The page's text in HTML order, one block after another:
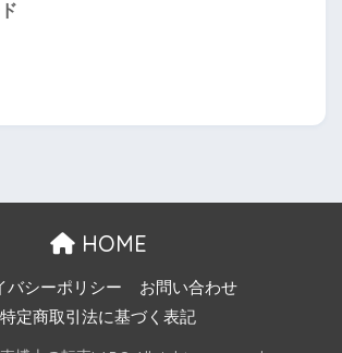
HOME
バシーポリシー
お問い合わせ
特定商取引法に基づく表記